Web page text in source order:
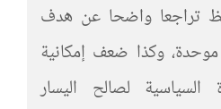
تراجعا واضحا عن هدف
وكذا ضعف إمكانية
السياسية لصالح اليسار